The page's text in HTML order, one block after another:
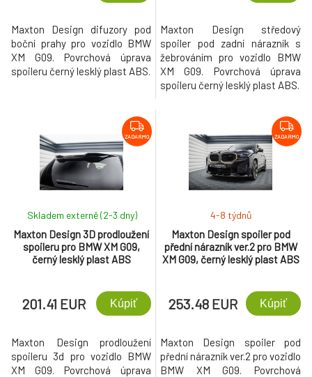
Maxton Design difuzory pod
boční prahy pro vozidlo BMW
XM G09. Povrchová úprava
spoileru černý lesklý plast ABS.
Maxton Design středový
spoiler pod zadní nárazník s
žebrováním pro vozidlo BMW
XM G09. Povrchová úprava
spoileru černý lesklý plast ABS.
ZADARMO
Maxton Design 3D prodloužení
spoileru pro BMW XM G09,
černý lesklý plast ABS
Skladem externě (2-3 dny)
201.41 EUR Kúpiť
Maxton Design prodloužení
spoileru 3d pro vozidlo BMW
XM G09. Povrchová úprava
ZADARMO
Maxton Design spoiler pod
přední nárazník ver.2 pro BMW
XM G09, černý lesklý plast ABS
4-8 týdnů
253.48 EUR Kúpiť
Maxton Design spoiler pod
přední nárazník ver.2 pro vozidlo
BMW XM G09. Povrchová